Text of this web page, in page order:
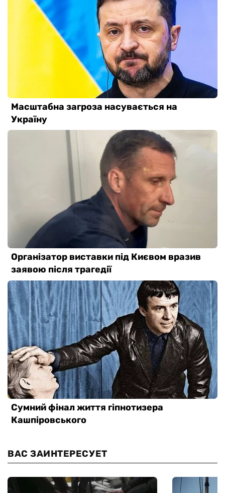
ВАС ЗАИНТЕРЕСУЕТ